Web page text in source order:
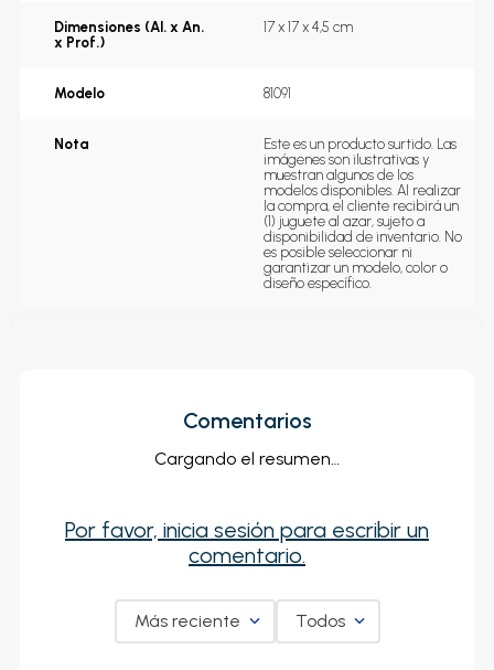
Dimensiones (Al. x An.
x Prof.)
17 x 17 x 4,5 cm
Modelo 81091
Nota
Este es un producto surtido. Las
imágenes son ilustrativas y
muestran algunos de los
modelos disponibles. Al realizar
la compra, el cliente recibirá un
(1) juguete al azar, sujeto a
disponibilidad de inventario. No
es posible seleccionar ni
garantizar un modelo, color o
diseño específico.
Comentarios
Cargando el resumen…
Por favor, inicia sesión para escribir un
comentario.
Más reciente Todos